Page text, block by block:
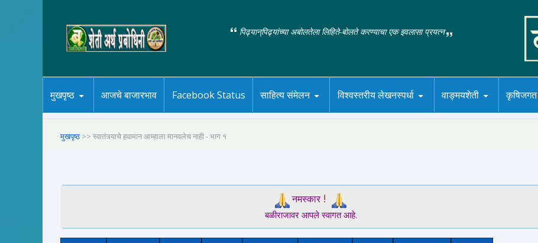
पिढ्यान्‌पिढ्यांच्या अबोलतेला लिहिते-बोलते करण्याचा एक इवलासा प्रयत्न
मुखपृष्ठ आजचे बाजारभाव Facebook Status साहित्य संमेलन विश्वस्तरीय लेखनस्पर्धा वाङ्मयशेती कृषिजगत
मुखपृष्ठ >> स्वातंत्र्याचे हवामान आम्हाला मानवलेच नाही - भाग १
नमस्कार!
बळीराजावर आपले स्वागत आहे.